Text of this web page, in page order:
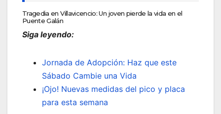
Tragedia en Villavicencio: Un joven pierde la vida en el
Puente Galán
Siga leyendo:
Jornada de Adopción: Haz que este
Sábado Cambie una Vida
¡Ojo! Nuevas medidas del pico y placa
para esta semana